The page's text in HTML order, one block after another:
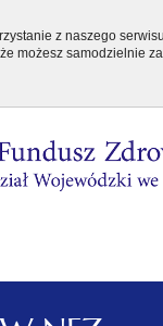
z naszego
możesz samodzielnie